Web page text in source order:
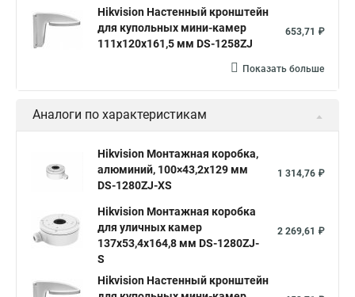
Hikvision Настенный кронштейн
для купольных мини-камер
111x120x161,5 мм DS-1258ZJ
653,71 ₽
Показать больше
Аналоги по характеристикам
Hikvision Монтажная коробка,
алюминий, 100×43,2x129 мм
DS-1280ZJ-XS
1 314,76 ₽
Hikvision Монтажная коробка
для уличных камер
137x53,4x164,8 мм DS-1280ZJ-
S
2 269,61 ₽
Hikvision Настенный кронштейн